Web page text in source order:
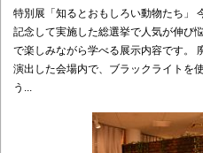
特別展「知るとおもしろい動物たち」
記念して実施した総選挙で人気が伸び
で楽しみながら学べる展示内容です。
演出した会場内で、ブラックライトを
う...